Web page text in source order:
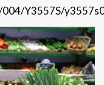
Y3557S/